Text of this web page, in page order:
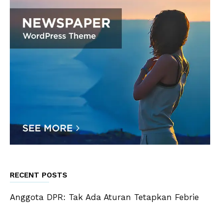
RECENT POSTS
Anggota DPR: Tak Ada Aturan Tetapkan Febrie